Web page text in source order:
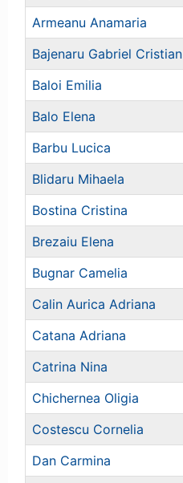
Armeanu Anamaria
Bajenaru Gabriel Cristian
Baloi Emilia
Balo Elena
Barbu Lucica
Blidaru Mihaela
Bostina Cristina
Brezaiu Elena
Bugnar Camelia
Calin Aurica Adriana
Catana Adriana
Catrina Nina
Chichernea Oligia
Costescu Cornelia
Dan Carmina